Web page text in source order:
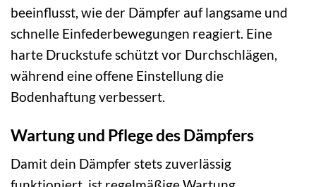
beeinflusst, wie der Dämpfer auf langsame und
schnelle Einfederbewegungen reagiert. Eine
harte Druckstufe schützt vor Durchschlägen,
während eine offene Einstellung die
Bodenhaftung verbessert.
Wartung und Pflege des Dämpfers
Damit dein Dämpfer stets zuverlässig